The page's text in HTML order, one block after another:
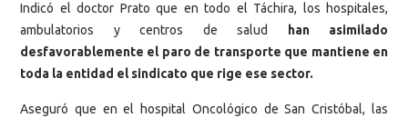
Indicó el doctor Prato que en todo el Táchira, los hospitales,
ambulatorios y centros de salud
han asimilado
desfavorablemente el paro de transporte que mantiene en
toda la entidad el sindicato que rige ese sector.
Aseguró que en el hospital Oncológico de San Cristóbal, las